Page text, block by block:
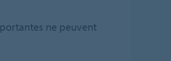
ne peuvent